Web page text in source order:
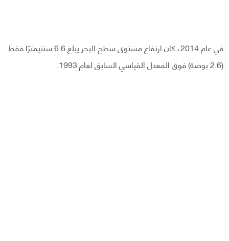
في عام 2014، كان ارتفاع مستوى سطح البحر يبلغ 6.6 سنتيمترًا فقط
(2.6 بوصة) فوق المعدل القياسي السابق لعام 1993.